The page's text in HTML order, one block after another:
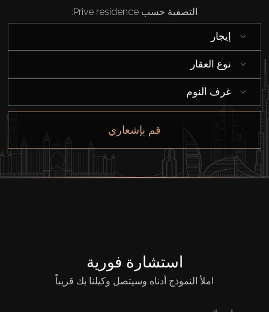
التصفية حسب Prive residence:
إيجار
نوع العقار
غرف النوم
قم بإشعاري
استشارة فورية
املأ النموذج أدناه وسيتصل وكيلنا بك قريباً